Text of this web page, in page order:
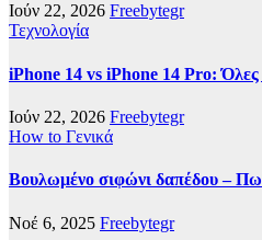
Ιούν 22, 2026 Freebytegr
Τεχνολογία
iPhone 14 vs iPhone 14 Pro: Όλες
Ιούν 22, 2026 Freebytegr
How to Γενικά
Βουλωμένο σιφώνι δαπέδου –
Νοέ 6, 2025 Freebytegr